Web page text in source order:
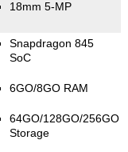
18mm 5-MP
Snapdragon 845
SoC
6GO/8GO RAM
64GO/128GO/256GO
Storage